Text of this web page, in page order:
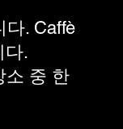
다. Caffè
다.
소 중 한